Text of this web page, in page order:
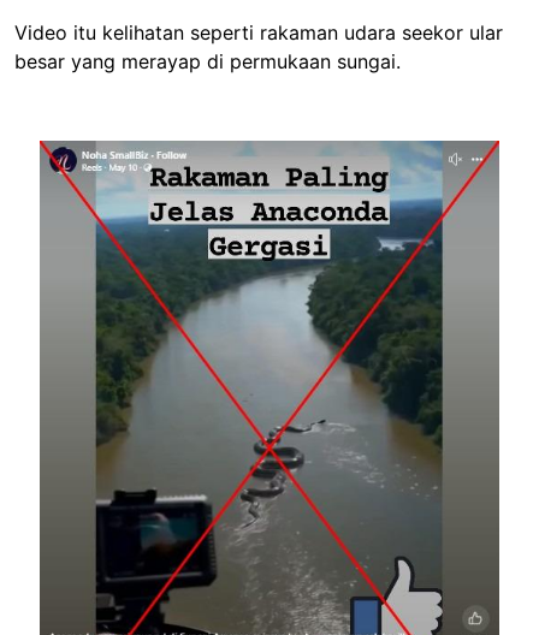
Video itu kelihatan seperti rakaman udara seekor ular
besar yang merayap di permukaan sungai.
Image